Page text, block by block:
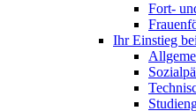
Fort-
Ihr Einstieg